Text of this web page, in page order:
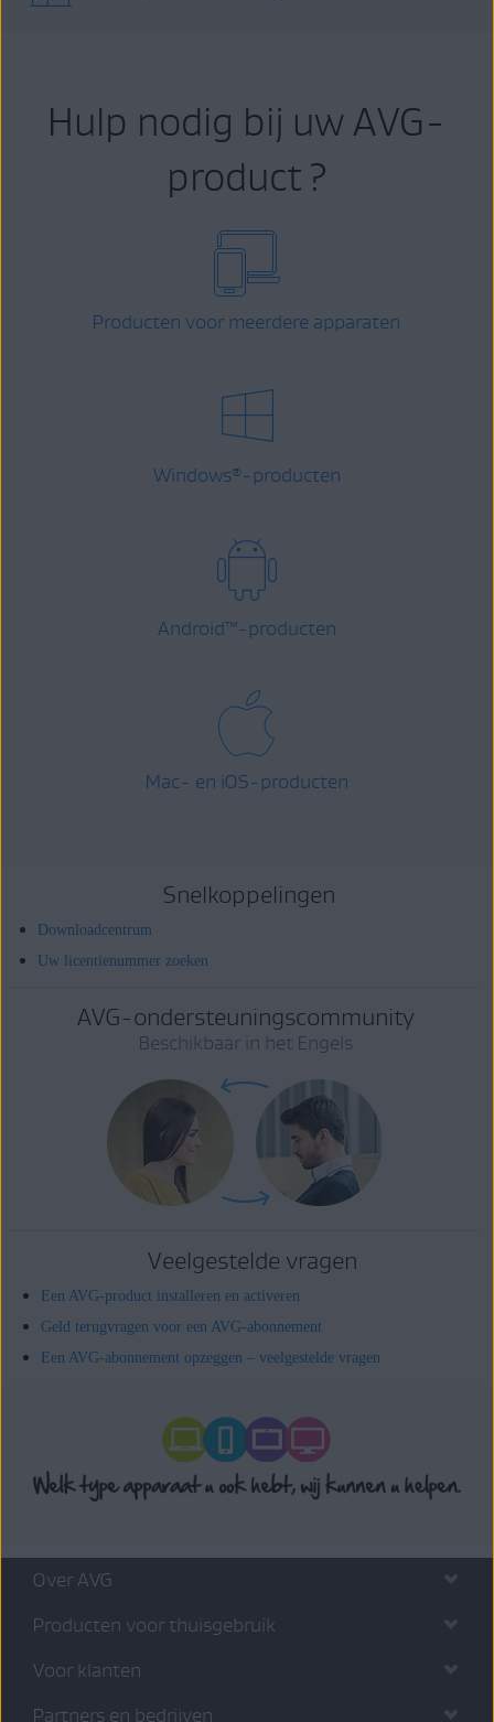
Hulp nodig bij uw AVG-
product ?
Producten voor meerdere apparaten
Windows® -producten
Android™-producten
Mac- en iOS-producten
Snelkoppelingen
Downloadcentrum
Uw licentienummer zoeken
AVG-ondersteuningscommunity
Beschikbaar in het Engels
Veelgestelde vragen
Een AVG-product installeren en activeren
Geld terugvragen voor een AVG-abonnement
Een AVG-abonnement opzeggen – veelgestelde vragen
Over AVG
Producten voor thuisgebruik
Voor klanten
Partners en bedrijven